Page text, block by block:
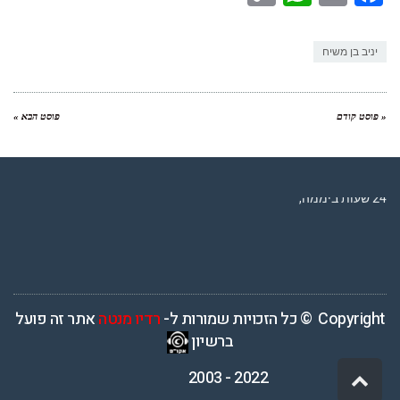
יניב בן משיח
« פוסט קודם פוסט הבא »
24 שעות ביממה,
Copyright © כל הזכויות שמורות ל- רדיו מנטהאתר זה פועל
ברשיון
2022 - 2003